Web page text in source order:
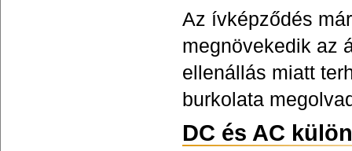
Az ívképződés
megnövekedik az
ellenállás miatt
burkolata
DC és AC